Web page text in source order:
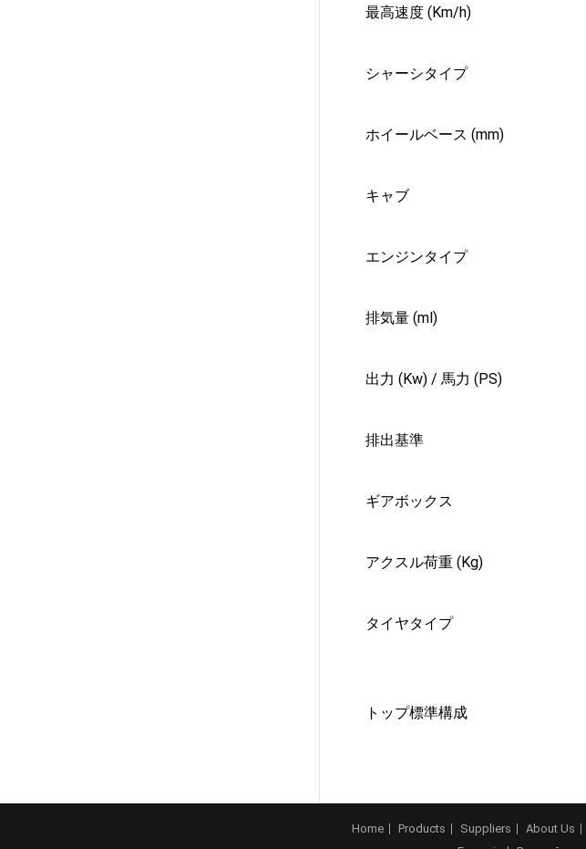
最高速度 (Km/h)
シャーシタイプ
ホイールベース (mm)
キャブ
エンジンタイプ
排気量 (ml)
出力 (Kw) / 馬力 (PS)
排出基準
ギアボックス
アクスル荷重 (Kg)
タイヤタイプ
トップ標準構成
Home Products Suppliers About Us